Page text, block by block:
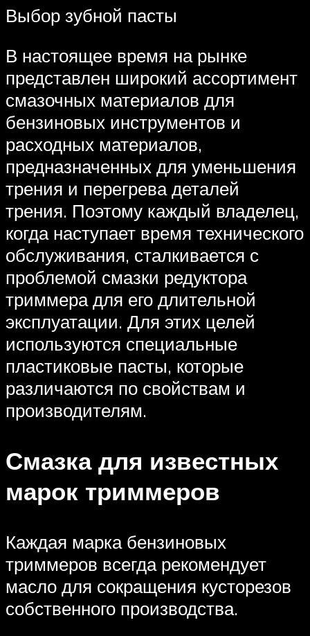
Выбор зубной пасты
В настоящее время на рынке
представлен широкий ассортимент
смазочных материалов для
бензиновых инструментов и
расходных материалов,
предназначенных для уменьшения
трения и перегрева деталей
трения. Поэтому каждый владелец,
когда наступает время технического
обслуживания, сталкивается с
проблемой смазки редуктора
триммера для его длительной
эксплуатации. Для этих целей
используются специальные
пластиковые пасты, которые
различаются по свойствам и
производителям.
Смазка для известных
марок триммеров
Каждая марка бензиновых
триммеров всегда рекомендует
масло для сокращения кусторезов
собственного производства.